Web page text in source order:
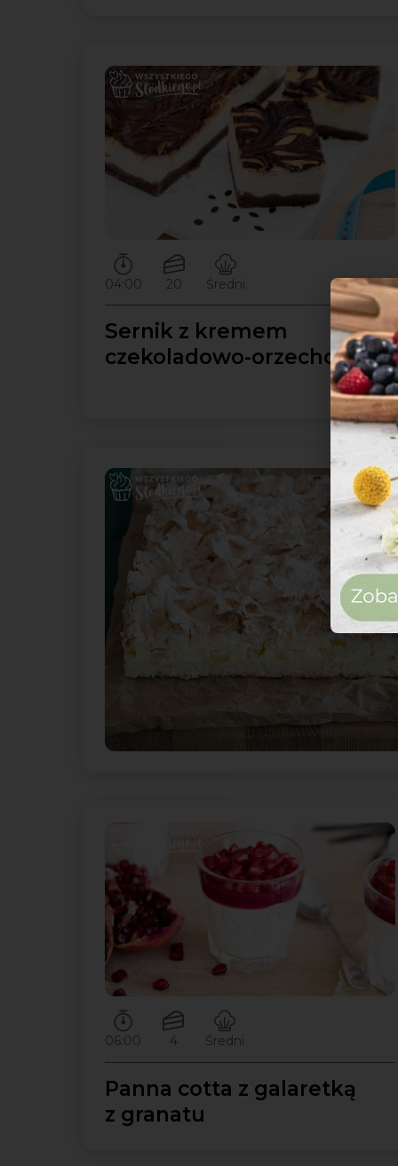
Czas przygotowywania:
04:00
Ilość porcji:
20
Poziom trudności:
Średni
Sernik z kremem
czekoladowo-orzechowym
Czas przygotowywania:
06:00
Ilość porcji:
4
Poziom trudności:
Średni
Panna cotta z galaretką
z granatu